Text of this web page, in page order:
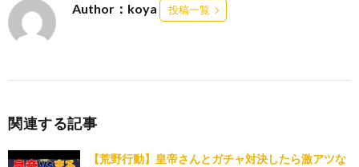
Author：koya 投稿一覧
関連する記事
【荒野行動】皇帝さんとガチャ対決したら激アツな